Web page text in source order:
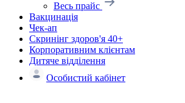
Весь прайс
Вакцинація
Чек-ап
Скринінг здоров'я 40+
Корпоративним клієнтам
Дитяче відділення
Особистий кабінет